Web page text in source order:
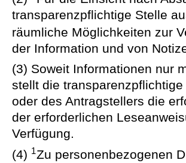
transparenzpflichtige Stelle
räumliche Möglichkeiten zur
der Information und von
(3) Soweit Informationen nur
stellt die
oder des Antragstellers die
der erforderlichen
Verfügung.
(4) 1Zu personenbezogenen